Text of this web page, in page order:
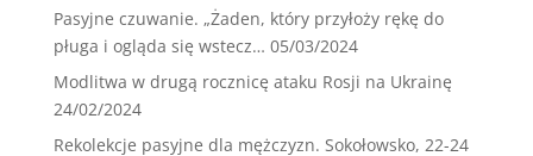
Pasyjne czuwanie. „Żaden, który przyłoży rękę do
pługa i ogląda się wstecz… 05/03/2024
Modlitwa w drugą rocznicę ataku Rosji na Ukrainę
24/02/2024
Rekolekcje pasyjne dla mężczyzn. Sokołowsko, 22-24